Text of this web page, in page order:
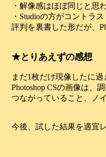
・解像感はほぼ同じと思
・Studioの方がコントラ
評判を裏書した形だが、
★とりあえずの感想
まだ1枚だけ現像したに
Photoshop CSの画像は、
つながっていること、ノ
今後、試した結果を適宜